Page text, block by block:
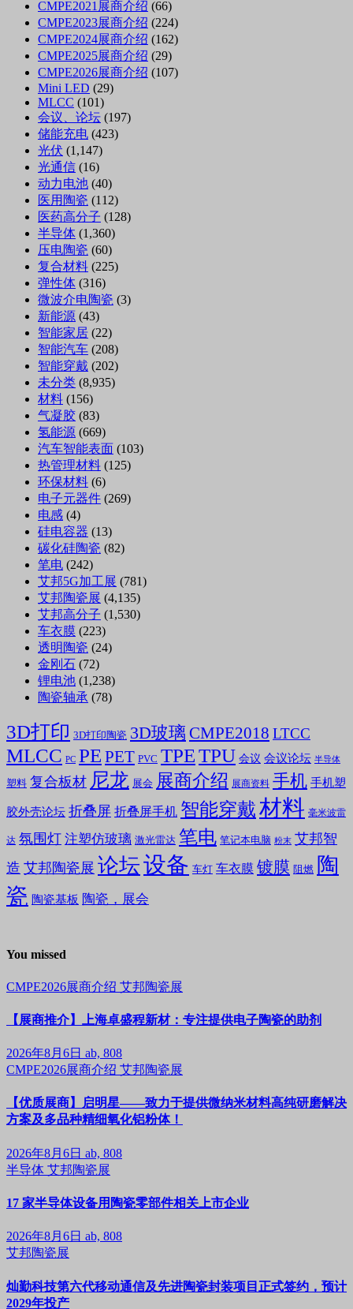
CMPE2021展商介绍 (66)
CMPE2023展商介绍 (224)
CMPE2024展商介绍 (162)
CMPE2025展商介绍 (29)
CMPE2026展商介绍 (107)
Mini LED (29)
MLCC (101)
会议、论坛 (197)
储能充电 (423)
光伏 (1,147)
光通信 (16)
动力电池 (40)
医用陶瓷 (112)
医药高分子 (128)
半导体 (1,360)
压电陶瓷 (60)
复合材料 (225)
弹性体 (316)
微波介电陶瓷 (3)
新能源 (43)
智能家居 (22)
智能汽车 (208)
智能穿戴 (202)
未分类 (8,935)
材料 (156)
气凝胶 (83)
氢能源 (669)
汽车智能表面 (103)
热管理材料 (125)
环保材料 (6)
电子元器件 (269)
电感 (4)
硅电容器 (13)
碳化硅陶瓷 (82)
笔电 (242)
艾邦5G加工展 (781)
艾邦陶瓷展 (4,135)
艾邦高分子 (1,530)
车衣膜 (223)
透明陶瓷 (24)
金刚石 (72)
锂电池 (1,238)
陶瓷轴承 (78)
3D打印 3D打印陶瓷 3D玻璃 CMPE2018 LTCC
MLCC PC PE PET PVC TPETPU 会议 会议论坛 半导体
塑料 复合板材 尼龙 展会 展商介绍 展商资料 手机 手机塑
胶外壳论坛 折叠屏 折叠屏手机 智能穿戴材料 毫米波雷
达 氛围灯 注塑仿玻璃 激光雷达 笔电 笔记本电脑 粉末 艾邦智
造 艾邦陶瓷展 论坛设备 车灯 车衣膜 镀膜 阻燃 陶
瓷 陶瓷基板 陶瓷，展会
You missed
CMPE2026展商介绍 艾邦陶瓷展
【展商推介】上海卓盛程新材：专注提供电子陶瓷的助剂
2026年8月6日 ab, 808
CMPE2026展商介绍 艾邦陶瓷展
【优质展商】启明星——致力于提供微纳米材料高纯研磨解决
方案及多品种精细氧化铝粉体！
2026年8月6日 ab, 808
半导体 艾邦陶瓷展
17 家半导体设备用陶瓷零部件相关上市企业
2026年8月6日 ab, 808
艾邦陶瓷展
灿勤科技第六代移动通信及先进陶瓷封装项目正式签约，预计
2029年投产